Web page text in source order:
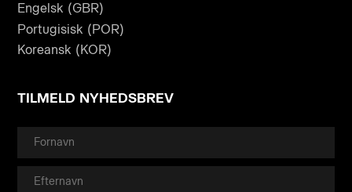
Engelsk (GBR)
Portugisisk (POR)
Koreansk (KOR)
TILMELD NYHEDSBREV